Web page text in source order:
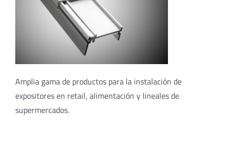
Amplia gama de productos para la instalación de
expositores en retail, alimentación y lineales de
supermercados.